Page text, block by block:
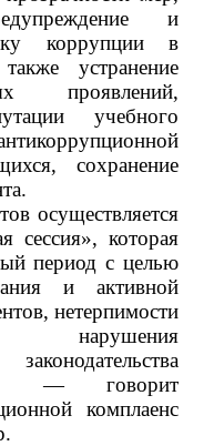
и
коррупции в
устранение
проявлений,
учебного
сохранение
осуществляется
сессия», которая
период с целью
и активной
нетерпимости
— говорит
комплаенс